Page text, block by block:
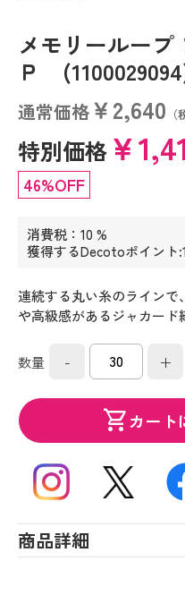
メモリーループ
Ｐ
通常価格￥2,640 （
特別価格￥
46%OFF
消費税：10 %
獲得するDecotoポイント
連続する丸い糸のライン
や高級感があるジャカード
数量 - +
shopping_cartカート
商品詳細